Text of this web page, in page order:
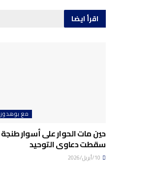
اقرأ ايضا
مع بوهدوز
حين مات الحوار على أسوار طنجة
سقطت دعاوى التوحيد